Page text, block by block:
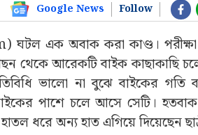
Google News Follow
ঘটল এক অবাক করা কাণ্ড।
থেকে আরেকটি বাইক
ভালো না বুঝে বাইকের গতি
পাশে চলে আসে সেটি।
ধরে অন্য হাত এগিয়ে দিয়েছেন